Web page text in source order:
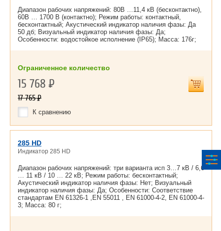
Диапазон рабочих напряжений: 80В …11,4 кВ (бесконтактно),
60В … 1700 В (контактно); Режим работы: контактный,
бесконтактный; Акустический индикатор наличия фазы: Да
50 дб; Визуальный индикатор наличия фазы: Да;
Особенности: водостойкое исполнение (IP65); Масса: 176г;
Ограниченное количество
15 768Р
17 765Р
К сравнению
285 HD
Индикатор 285 HD
Диапазон рабочих напряжений: три варианта исп 3…7 кВ / 6,6
… 11 кВ / 10 … 22 кВ; Режим работы: бесконтактный;
Акустический индикатор наличия фазы: Нет; Визуальный
индикатор наличия фазы: Да; Особенности: Соответствие
стандартам EN 61326-1 ,EN 55011 , EN 61000-4-2, EN 61000-4-
3; Масса: 80 г;